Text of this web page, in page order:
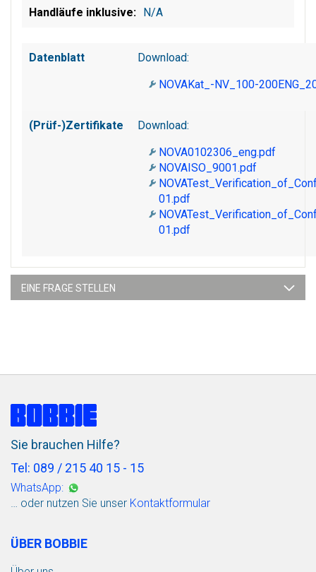
N/A
Datenblatt
Download:
NOVAKat_-NV_100-
(Prüf-)Zertifikate
Download:
NOVA0102306_eng.pdf
NOVAISO_9001.pdf
01.pdf
01.pdf
EINE FRAGE STELLEN
Sie brauchen Hilfe?
Tel: 089 / 215 40 15 - 15
WhatsApp:
… oder nutzen Sie unser Kontaktformular
ÜBER BOBBIE